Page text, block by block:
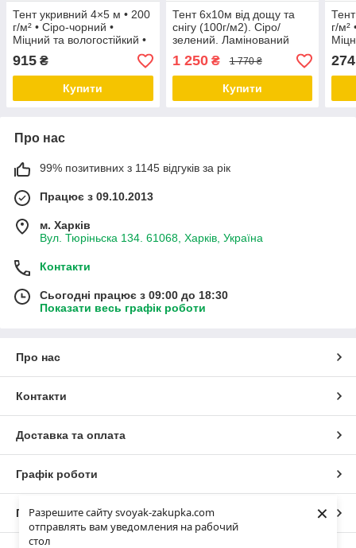
Разрешите сайту svoyak-zakupka.com
отправлять вам уведомления на рабочий
стол
×
Тент укривний 4×5 м • 200
г/м² • Сіро-чорний •
Міцний та вологостійкий •
TM "MS Tool"
915 ₴
Купити
Тент 6х10м від дощу та
снігу (100г/м2). Сіро/
зелений. Ламінований
вологозахищений з
кільцями.
1 250₴ 1 770 ₴
Купити
г/м²
TM
274
Про нас
99% позитивних з 1145 відгуків за рік
Працює з 09.10.2013
м. Харків
Вул. Тюріньска 134. 61068, Харків, Україна
Контакти
Сьогодні працює з 09:00 до 18:30
Показати весь графік роботи
Про нас
Контакти
Доставка та оплата
Графік роботи
Повна версія сайту